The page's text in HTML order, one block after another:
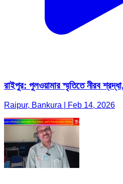
রাইপুর: পুলওয়ামার স্মৃতিতে নীরব
Raipur, Bankura | Feb 14, 2026